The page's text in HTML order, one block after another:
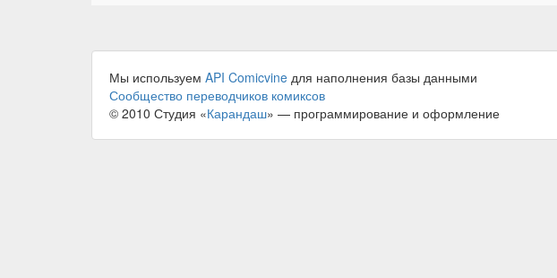
Мы используем API Comicvine для наполнения базы данными
Сообщество переводчиков комиксов
© 2010 Студия «Карандаш» — программирование и оформление